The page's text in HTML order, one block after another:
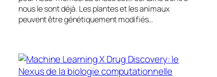
nous le sont déjà. Les plantes et les animaux
peuvent être génétiquement modifiés…